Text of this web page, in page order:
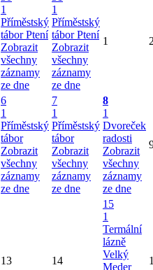
1
Příměstský
tábor Ptení
Zobrazit
všechny
záznamy
ze dne
1
Příměstský
tábor Ptení
Zobrazit
všechny
záznamy
ze dne
1
6
1
Příměstský
tábor
Zobrazit
všechny
záznamy
ze dne
7
1
Příměstský
tábor
Zobrazit
všechny
záznamy
ze dne
8
1
Dvoreček
radosti
Zobrazit
všechny
záznamy
ze dne
13 14
15
1
Termální
lázně
Velký
Meder